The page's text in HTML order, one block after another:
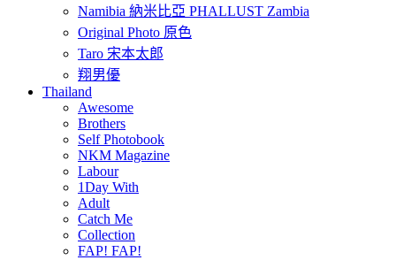
Namibia 納米比亞 PHALLUST Zambia
Original Photo 原色
Taro 宋本太郎
翔男優
Thailand
Awesome
Brothers
Self Photobook
NKM Magazine
Labour
1Day With
Adult
Catch Me
Collection
FAP! FAP!